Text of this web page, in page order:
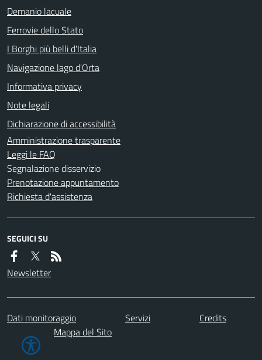
Demanio lacuale
Ferrovie dello Stato
I Borghi più belli d'Italia
Navigazione lago d'Orta
Informativa privacy
Note legali
Dichiarazione di accessibilità
Amministrazione trasparente
Leggi le FAQ
Segnalazione disservizio
Prenotazione appuntamento
Richiesta d'assistenza
SEGUICI SU
Newsletter
Dati monitoraggio Servizi
Credits
Mappa del Sito